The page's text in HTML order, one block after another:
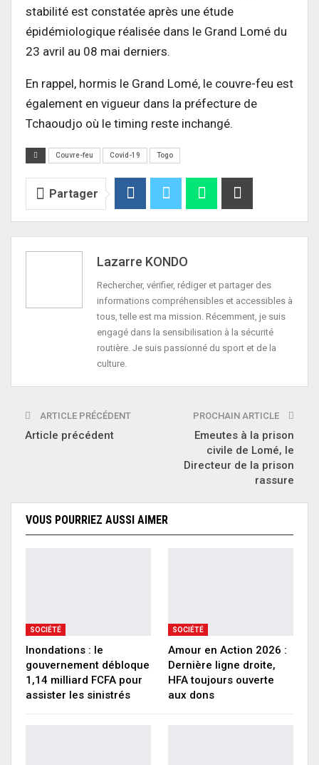
stabilité est constatée après une étude
épidémiologique réalisée dans le Grand Lomé du
23 avril au 08 mai derniers.
En rappel, hormis le Grand Lomé, le couvre-feu est
également en vigueur dans la préfecture de
Tchaoudjo où le timing reste inchangé.
Couvre-feu Covid-19 Togo
Partager
Lazarre KONDO
Rechercher, vérifier, rédiger et partager des
informations compréhensibles et accessibles à
tous, telle est ma mission. Récemment, je suis
engagé dans la sensibilisation à la sécurité
routière. Je suis passionné du sport et de la
culture.
ARTICLE PRÉCÉDENT
Article précédent
PROCHAIN ARTICLE
Emeutes à la prison
civile de Lomé, le
Directeur de la prison
rassure
VOUS POURRIEZ AUSSI AIMER
SOCIÉTÉ
Inondations : le
gouvernement débloque
1,14 milliard FCFA pour
assister les sinistrés
SOCIÉTÉ
Amour en Action 2026 :
Dernière ligne droite,
HFA toujours ouverte
aux dons